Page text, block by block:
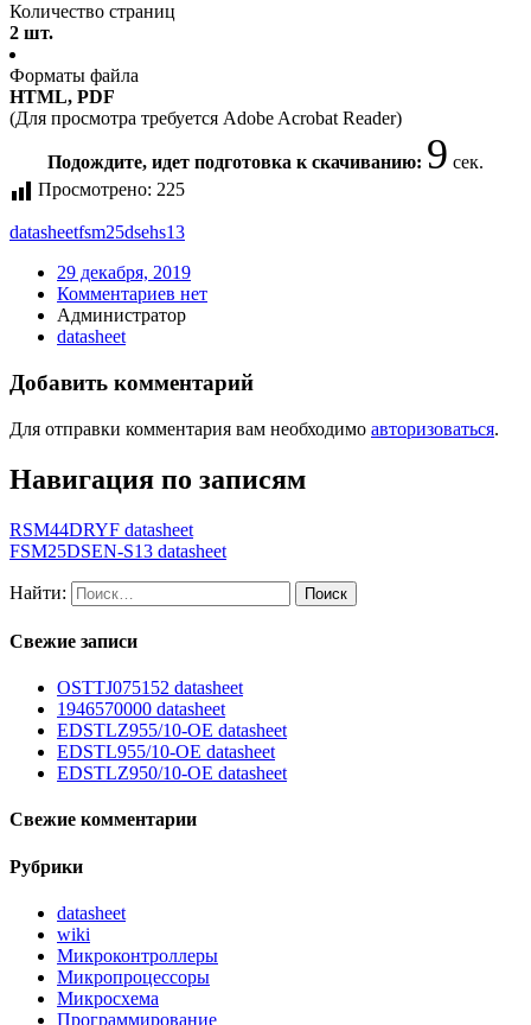
Количество страниц
2 шт.
Форматы файла
HTML, PDF
(Для просмотра требуется Adobe Acrobat Reader)
Подождите, идет подготовка к скачиванию: 9 сек.
Просмотрено: 225
datasheetfsm25dsehs13
29 декабря, 2019
Комментариев нет
Администратор
datasheet
Добавить комментарий
Для отправки комментария вам необходимо авторизоваться.
Навигация по записям
RSM44DRYF datasheet
FSM25DSEN-S13 datasheet
Найти:
Свежие записи
OSTTJ075152 datasheet
1946570000 datasheet
EDSTLZ955/10-OE datasheet
EDSTL955/10-OE datasheet
EDSTLZ950/10-OE datasheet
Свежие комментарии
Рубрики
datasheet
wiki
Микроконтроллеры
Микропроцессоры
Микросхема
Программирование